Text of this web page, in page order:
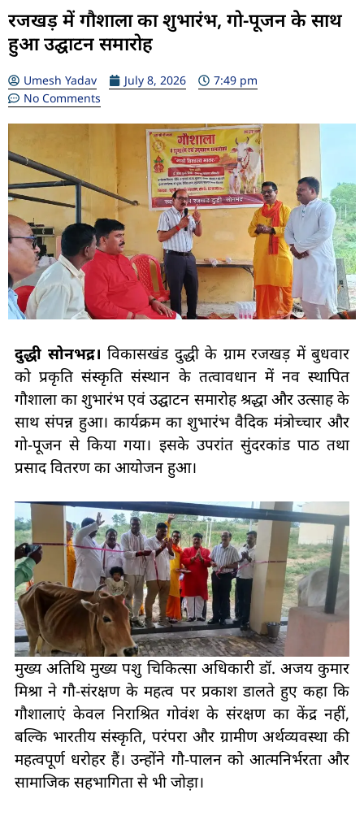
रजखड़ में गौशाला का शुभारंभ, गो-पूजन के साथ
हुआ उद्घाटन समारोह
Umesh Yadav July 8, 2026
7:49 pm
No Comments
दुद्धी सोनभद्र। विकासखंड दुद्धी के ग्राम रजखड़ में बुधवार
को प्रकृति संस्कृति संस्थान के तत्वावधान में नव स्थापित
गौशाला का शुभारंभ एवं उद्घाटन समारोह श्रद्धा और उत्साह के
साथ संपन्न हुआ। कार्यक्रम का शुभारंभ वैदिक मंत्रोच्चार और
गो-पूजन से किया गया। इसके उपरांत सुंदरकांड पाठ तथा
प्रसाद वितरण का आयोजन हुआ।
मुख्य अतिथि मुख्य पशु चिकित्सा अधिकारी डॉ. अजय कुमार
मिश्रा ने गौ-संरक्षण के महत्व पर प्रकाश डालते हुए कहा कि
गौशालाएं केवल निराश्रित गोवंश के संरक्षण का केंद्र नहीं,
बल्कि भारतीय संस्कृति, परंपरा और ग्रामीण अर्थव्यवस्था की
महत्वपूर्ण धरोहर हैं। उन्होंने गौ-पालन को आत्मनिर्भरता और
सामाजिक सहभागिता से भी जोड़ा।